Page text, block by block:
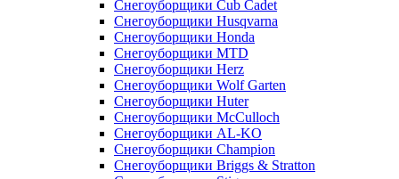
Снегоуборщики Cub Cadet
Снегоуборщики Husqvarna
Снегоуборщики Honda
Снегоуборщики MTD
Снегоуборщики Herz
Снегоуборщики Wolf Garten
Снегоуборщики Huter
Снегоуборщики McCulloch
Снегоуборщики AL-KO
Снегоуборщики Champion
Снегоуборщики Briggs & Stratton